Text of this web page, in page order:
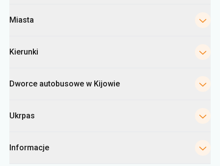
Miasta
Kierunki
Dworce autobusowe w Kijowie
Ukrpas
Informacje